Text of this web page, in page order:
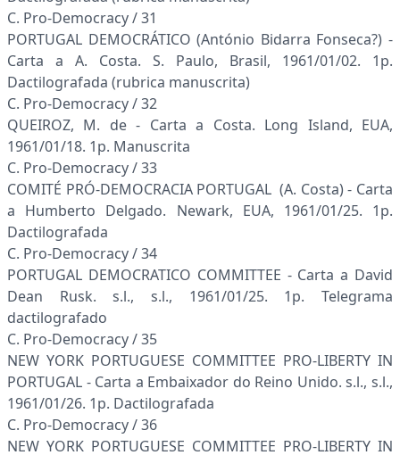
C. Pro-Democracy / 31
PORTUGAL DEMOCRÁTICO (António Bidarra Fonseca?) -
Carta a A. Costa. S. Paulo, Brasil, 1961/01/02. 1p.
Dactilografada (rubrica manuscrita)
C. Pro-Democracy / 32
QUEIROZ, M. de - Carta a Costa. Long Island, EUA,
1961/01/18. 1p. Manuscrita
C. Pro-Democracy / 33
COMITÉ PRÓ-DEMOCRACIA PORTUGAL (A. Costa) - Carta
a Humberto Delgado. Newark, EUA, 1961/01/25. 1p.
Dactilografada
C. Pro-Democracy / 34
PORTUGAL DEMOCRATICO COMMITTEE - Carta a David
Dean Rusk. s.l., s.l., 1961/01/25. 1p. Telegrama
dactilografado
C. Pro-Democracy / 35
NEW YORK PORTUGUESE COMMITTEE PRO-LIBERTY IN
PORTUGAL - Carta a Embaixador do Reino Unido. s.l., s.l.,
1961/01/26. 1p. Dactilografada
C. Pro-Democracy / 36
NEW YORK PORTUGUESE COMMITTEE PRO-LIBERTY IN